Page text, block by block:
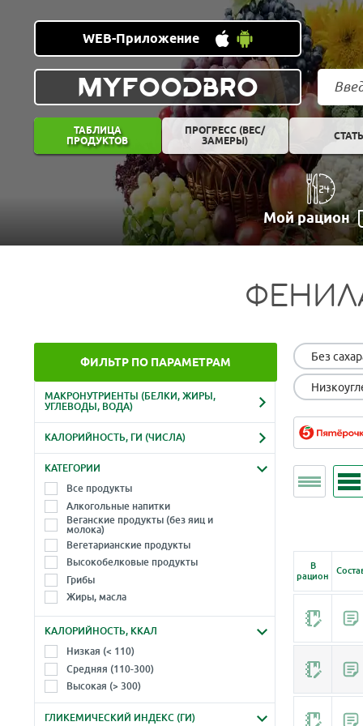
WEB-Приложение
MYFOODBRO
ТАБЛИЦА
ПРОДУКТОВ
ПРОГРЕСС (ВЕС/
ЗАМЕРЫ)
Мой рацион
ФИЛЬТР ПО ПАРАМЕТРАМ
МАКРОНУТРИЕНТЫ (БЕЛКИ, ЖИРЫ,
УГЛЕВОДЫ, ВОДА)
Белки, г
-
Жиры, г
-
-
КАЛОРИЙНОСТЬ, ГИ (ЧИСЛА)
Ккал
-
Гликемический индекс
КАТЕГОРИИ
Все продукты
Алкогольные напитки
Веганские продукты (без яиц и
молока)
Вегетарианские продукты
Высокобелковые продукты
Грибы
Жиры, масла
Зелень, травы, листья, салаты
Крупы, злаки
Макароны, лапша (паста)
Молоко и молочные продукты
Морепродукты
Морские водоросли
Мука, продукты из муки
КАЛОРИЙНОСТЬ, ККАЛ
Низкая (< 110)
Средняя (110-300)
Высокая (> 300)
ГЛИКЕМИЧЕСКИЙ ИНДЕКС (ГИ)
Без
В
рацион